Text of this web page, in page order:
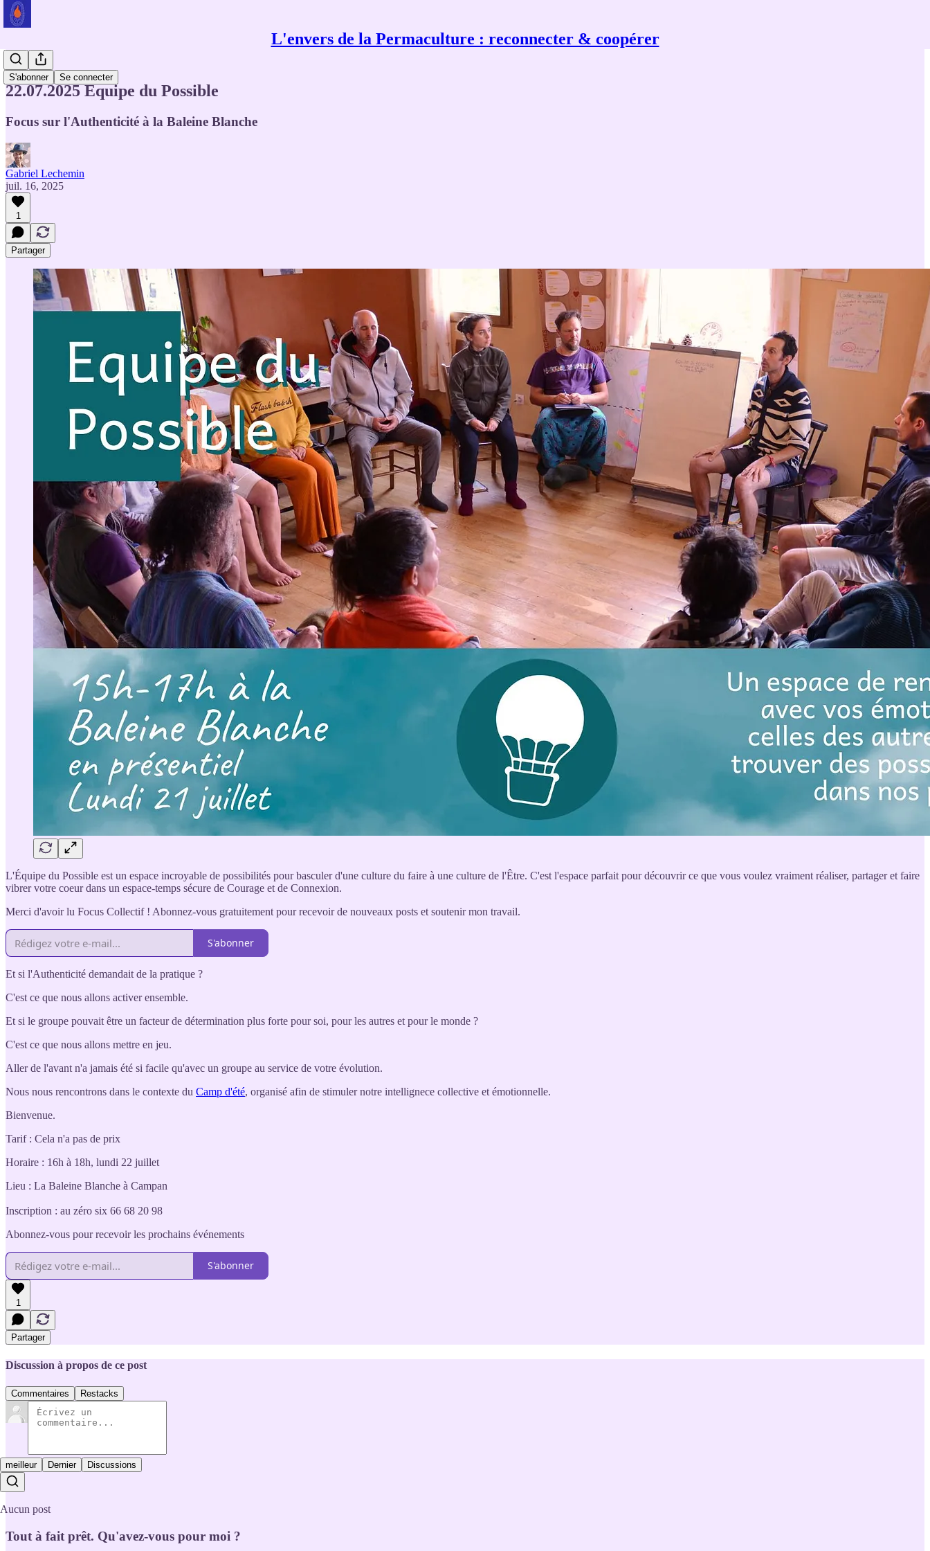
L'envers de la Permaculture : reconnecter & coopérer
S'abonner Se connecter
Calendrier
22.07.2025 Équipe du Possible
Focus sur l'Authenticité à la Baleine Blanche
Gabriel Lechemin
juil. 16, 2025
1
Partager
L'Équipe du Possible est un espace incroyable de possibilités pour basculer d'une culture du faire à une culture de l'Être. C'est l'espace parfait pour découvrir ce que vous voulez vraiment réaliser, partager et faire
vibrer votre coeur dans un espace-temps sécure de Courage et de Connexion.
Merci d'avoir lu Focus Collectif ! Abonnez-vous gratuitement pour recevoir de nouveaux posts et soutenir mon travail.
S'abonner
Et si l'Authenticité demandait de la pratique ?
C'est ce que nous allons activer ensemble.
Et si le groupe pouvait être un facteur de détermination plus forte pour soi, pour les autres et pour le monde ?
C'est ce que nous allons mettre en jeu.
Aller de l'avant n'a jamais été si facile qu'avec un groupe au service de votre évolution.
Nous nous rencontrons dans le contexte du Camp d'été, organisé afin de stimuler notre intellignece collective et émotionnelle.
Bienvenue.
Tarif : Cela n'a pas de prix
Horaire : 16h à 18h, lundi 22 juillet
Lieu : La Baleine Blanche à Campan
Inscription : au zéro six 66 68 20 98
Abonnez-vous pour recevoir les prochains événements
S'abonner
1
Partager
Discussion à propos de ce post
Commentaires Restacks
meilleur Dernier Discussions
Aucun post
Tout à fait prêt. Qu'avez-vous pour moi ?